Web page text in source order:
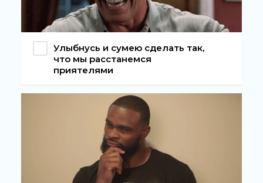
Улыбнусь и сумею сделать так,
что мы расстанемся
приятелями